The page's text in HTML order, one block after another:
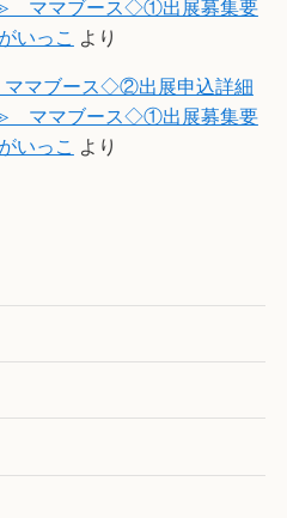
ママブース◇①出展募集要
いっこ より
マブース◇②出展申込詳細
ママブース◇①出展募集要
いっこ より